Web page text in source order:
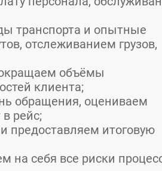
транспорта и опытные
отслеживанием грузов,
объёмы
клиента;
обращения, оцениваем
рейс;
предоставляем итоговую
на себя все риски